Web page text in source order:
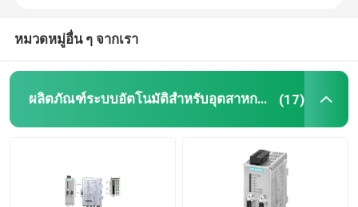
แหล่งจ่ายไฟสลับโหมด SMPS
เครื่องวัดพลังงานราง Din
โปรแกรมการใช้งาน
หมวดหมู่อื่น ๆ จากเรา
ผลิตภัณฑ์ระบบอัตโนมัติสำหรับอุตสาหกรรม (17)